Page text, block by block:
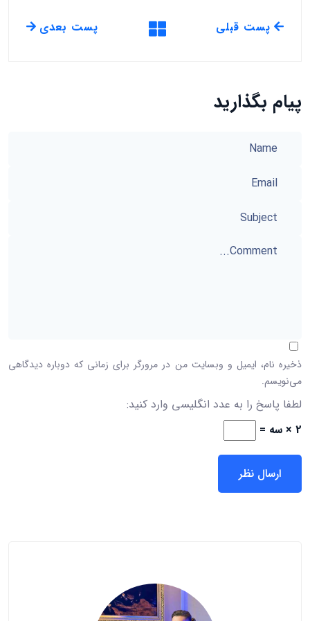
پست قبلی پست بعدی
پیام بگذارید
ذخیره نام، ایمیل و وبسایت من در مرورگر برای زمانی که دوباره دیدگاهی
می‌نویسم.
لطفا پاسخ را به عدد انگلیسی وارد کنید:
2 × سه =